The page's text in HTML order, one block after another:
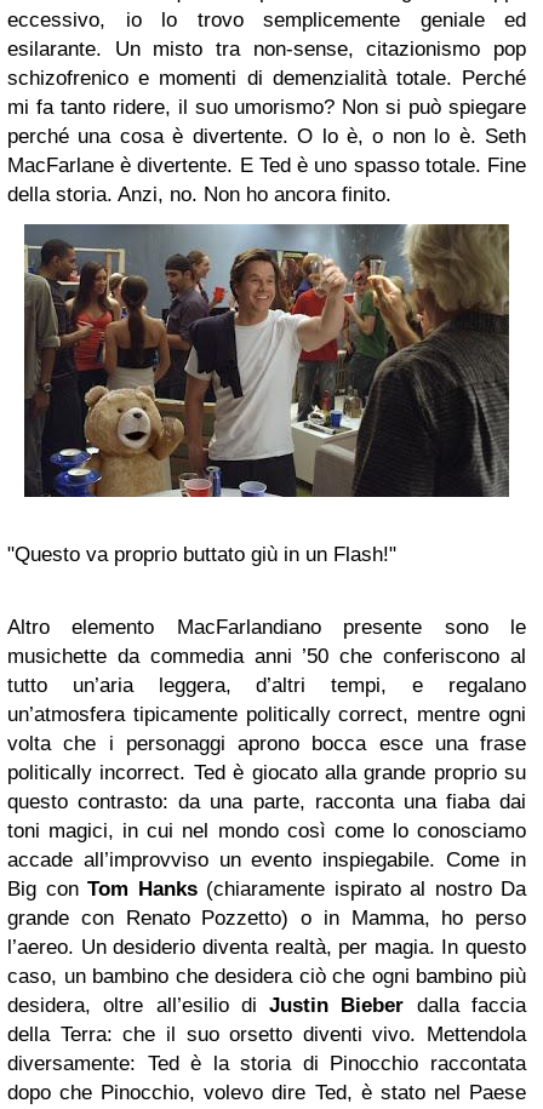
eccessivo, io lo trovo semplicemente geniale ed
esilarante. Un misto tra non-sense, citazionismo pop
schizofrenico e momenti di demenzialità totale. Perché
mi fa tanto ridere, il suo umorismo? Non si può spiegare
perché una cosa è divertente. O lo è, o non lo è. Seth
MacFarlane è divertente. E Ted è uno spasso totale. Fine
della storia. Anzi, no. Non ho ancora finito.
"Questo va proprio buttato giù in un Flash!"
Altro elemento MacFarlandiano presente sono le
musichette da commedia anni ’50 che conferiscono al
tutto un’aria leggera, d’altri tempi, e regalano
un’atmosfera tipicamente politically correct, mentre ogni
volta che i personaggi aprono bocca esce una frase
politically incorrect. Ted è giocato alla grande proprio su
questo contrasto: da una parte, racconta una fiaba dai
toni magici, in cui nel mondo così come lo conosciamo
accade all’improvviso un evento inspiegabile. Come in
Big con Tom Hanks(chiaramente ispirato al nostro Da
grande con Renato Pozzetto) o in Mamma, ho perso
l’aereo. Un desiderio diventa realtà, per magia. In questo
caso, un bambino che desidera ciò che ogni bambino più
desidera, oltre all’esilio diJustin Bieber dalla faccia
della Terra: che il suo orsetto diventi vivo. Mettendola
diversamente: Ted è la storia di Pinocchio raccontata
dopo che Pinocchio, volevo dire Ted, è stato nel Paese